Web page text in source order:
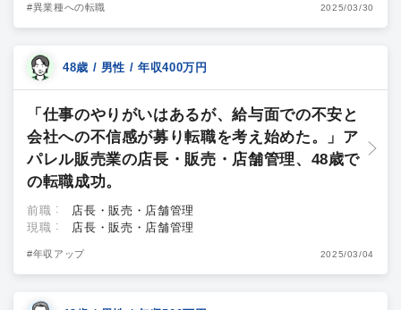
#異業種への転職 2025/03/30
48歳 / 男性 / 年収400万円
「仕事のやりがいはあるが、給与面での不安と
会社への不信感が募り転職を考え始めた。」ア
パレル販売業の店長・販売・店舗管理、48歳で
の転職成功。
前職
店長・販売・店舗管理
現職
店長・販売・店舗管理
#年収アップ 2025/03/04